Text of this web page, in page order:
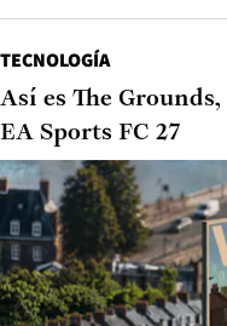
TECNOLOGÍA
Así es The
EA Sports FC 27